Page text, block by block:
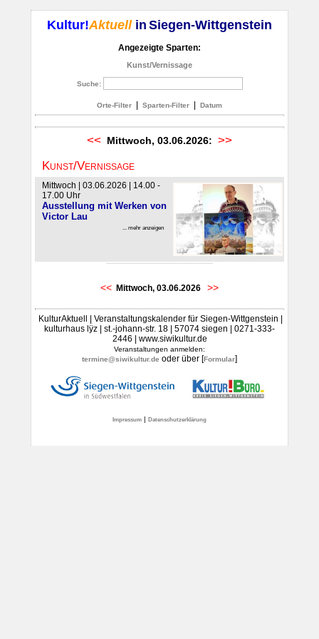
Kultur!Aktuellin Siegen-Wittgenstein
Angezeigte Sparten:
Kunst/Vernissage
Suche:
Orte-Filter Sparten-Filter Datum
<< Mittwoch, 03.06.2026: >>
Kunst/Vernissage
Mittwoch | 03.06.2026 | 14.00 -
17.00 Uhr
Ausstellung mit Werken von
Victor Lau
... mehr anzeigen
<< Mittwoch, 03.06.2026 >>
KulturAktuell | Veranstaltungskalender für Siegen-Wittgenstein |
kulturhaus lÿz | st.-johann-str. 18 | 57074 siegen | 0271-333-
2446 | www.siwikultur.de
Veranstaltungen anmelden:
termine@siwikultur.de oder über [Formular]
Impressum | Datenschutzerklärung